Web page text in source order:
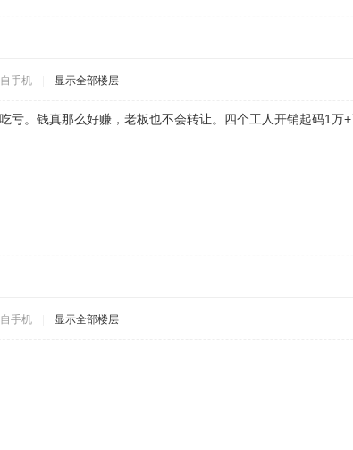
手机 显示全部楼层
亏。钱真那么好赚，老板也不会转让。四个工人开销起码1
手机 显示全部楼层